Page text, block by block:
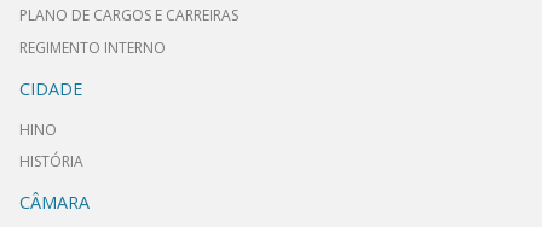
PLANO DE CARGOS E CARREIRAS
REGIMENTO INTERNO
CIDADE
HINO
HISTÓRIA
CÂMARA